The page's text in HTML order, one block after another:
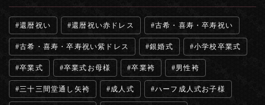
還暦祝い 還暦祝い赤ドレス 古希・喜寿・卒寿祝い
古希・喜寿・卒寿祝い紫ドレス 銀婚式 小学校卒業式
卒業式 卒業式お母様 卒業袴 男性袴
三十三間堂通し矢袴 成人式 ハーフ成人式お子様